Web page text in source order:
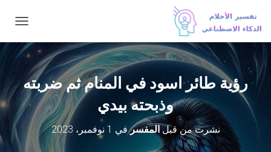
ب
د
ل
ت
ن
ق
ل
رؤية طائر اسود في المنام ثم ضربته
وذبحته بيدي
نشرت من قبلالمفسرفي 1 نوفمبر، 2023